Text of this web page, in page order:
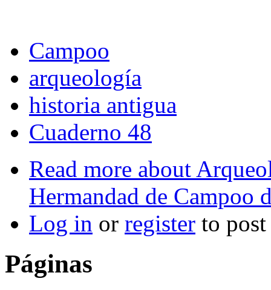
Campoo
arqueología
historia antigua
Cuaderno 48
Read more about
Hermandad de Campoo
Log in or register to
Páginas